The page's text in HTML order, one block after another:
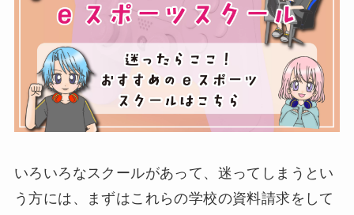
いろいろなスクールがあって、迷ってしまうとい
う方には、まずはこれらの学校の資料請求をして